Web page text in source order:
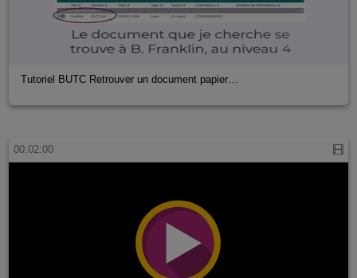
Tutoriel BUTC Retrouver un document papier…
00:02:00